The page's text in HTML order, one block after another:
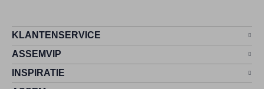
KLANTENSERVICE
ASSEMVIP
INSPIRATIE